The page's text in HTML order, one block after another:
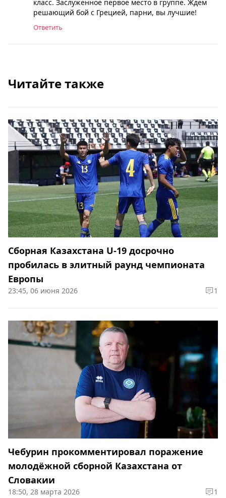
класс. Заслуженное первое место в группе. Ждем
решающий бой с Грецией, парни, вы лучшие!
Ответить
Читайте также
Сборная Казахстана U-19 досрочно
пробилась в элитный раунд чемпионата
Европы
23:45, 06 июня 2026 1
Чебурин прокомментировал поражение
молодёжной сборной Казахстана от
Словакии
18:50, 28 марта 2026 1